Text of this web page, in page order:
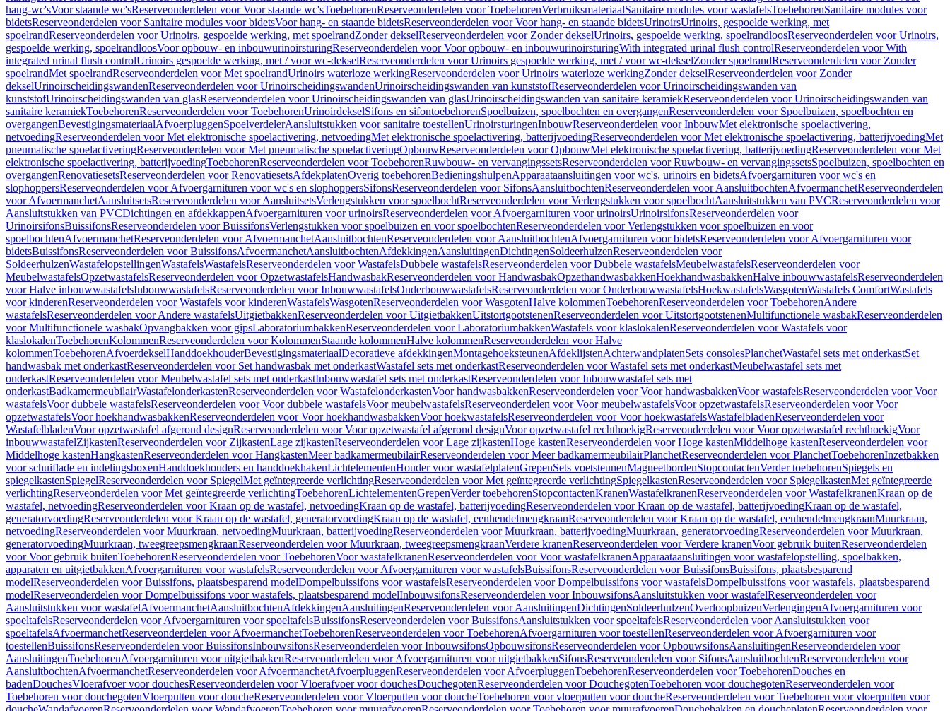
hang-wc'sVoor staande wc'sReserveonderdelen voor Voor staande wc'sToebehorenReserveonderdelen voor ToebehorenVerbruiksmateriaalSanitaire modules voor wastafelsToebehorenSanitaire modules voor
bidetsReserveonderdelen voor Sanitaire modules voor bidetsVoor hang- en staande bidetsReserveonderdelen voor Voor hang- en staande bidetsUrinoirsUrinoirs, gespoelde werking, met
spoelrandReserveonderdelen voor Urinoirs, gespoelde werking, met spoelrandZonder dekselReserveonderdelen voor Zonder dekselUrinoirs, gespoelde werking, spoelrandloosReserveonderdelen voor Urinoirs,
gespoelde werking, spoelrandloosVoor opbouw- en inbouwurinoirsturingReserveonderdelen voor Voor opbouw- en inbouwurinoirsturingWith integrated urinal flush controlReserveonderdelen voor With
integrated urinal flush controlUrinoirs gespoelde werking, met / voor wc-dekselReserveonderdelen voor Urinoirs gespoelde werking, met / voor wc-dekselZonder spoelrandReserveonderdelen voor Zonder
spoelrandMet spoelrandReserveonderdelen voor Met spoelrandUrinoirs waterloze werkingReserveonderdelen voor Urinoirs waterloze werkingZonder dekselReserveonderdelen voor Zonder
dekselUrinoirscheidingswandenReserveonderdelen voor UrinoirscheidingswandenUrinoirscheidingswanden van kunststofReserveonderdelen voor Urinoirscheidingswanden van
kunststofUrinoirscheidingswanden van glasReserveonderdelen voor Urinoirscheidingswanden van glasUrinoirscheidingswanden van sanitaire keramiekReserveonderdelen voor Urinoirscheidingswanden van
sanitaire keramiekToebehorenReserveonderdelen voor ToebehorenUrinoirdekselSifons en sifontoebehorenSpoelbuizen, spoelbochten en overgangenReserveonderdelen voor Spoelbuizen, spoelbochten en
overgangenBevestigingsmateriaalAfvoerpluggenSpoelverdelerAansluitstukken voor sanitaire toestellenUrinoirsturingenInbouwReserveonderdelen voor InbouwMet elektronische spoelactivering,
netvoedingReserveonderdelen voor Met elektronische spoelactivering, netvoedingMet elektronische spoelactivering, batterijvoedingReserveonderdelen voor Met elektronische spoelactivering, batterijvoedingMet
pneumatische spoelactiveringReserveonderdelen voor Met pneumatische spoelactiveringOpbouwReserveonderdelen voor OpbouwMet elektronische spoelactivering, batterijvoedingReserveonderdelen voor Met
elektronische spoelactivering, batterijvoedingToebehorenReserveonderdelen voor ToebehorenRuwbouw- en vervangingssetsReserveonderdelen voor Ruwbouw- en vervangingssetsSpoelbuizen, spoelbochten en
overgangenRenovatiesetsReserveonderdelen voor RenovatiesetsAfdekplatenOverig toebehorenBedieningshulpenApparaataansluitingen voor wc's, urinoirs en bidetsAfvoergarnituren voor wc's en
slophoppersReserveonderdelen voor Afvoergarnituren voor wc's en slophoppersSifonsReserveonderdelen voor SifonsAansluitbochtenReserveonderdelen voor AansluitbochtenAfvoermanchetReserveonderdelen
voor AfvoermanchetAansluitsetsReserveonderdelen voor AansluitsetsVerlengstukken voor spoelbochtReserveonderdelen voor Verlengstukken voor spoelbochtAansluitstukken van PVCReserveonderdelen voor
Aansluitstukken van PVCDichtingen en afdekkappenAfvoergarnituren voor urinoirsReserveonderdelen voor Afvoergarnituren voor urinoirsUrinoirsifonsReserveonderdelen voor
UrinoirsifonsBuissifonsReserveonderdelen voor BuissifonsVerlengstukken voor spoelbuizen en voor spoelbochtenReserveonderdelen voor Verlengstukken voor spoelbuizen en voor
spoelbochtenAfvoermanchetReserveonderdelen voor AfvoermanchetAansluitbochtenReserveonderdelen voor AansluitbochtenAfvoergarnituren voor bidetsReserveonderdelen voor Afvoergarnituren voor
bidetsBuissifonsReserveonderdelen voor BuissifonsAfvoermanchetAansluitbochtenAfdekkingenAansluitingenDichtingenSoldeerhulzenReserveonderdelen voor
SoldeerhulzenWastafelopstellingenWastafelsWastafelsReserveonderdelen voor WastafelsDubbele wastafelsReserveonderdelen voor Dubbele wastafelsMeubelwastafelsReserveonderdelen voor
MeubelwastafelsOpzetwastafelsReserveonderdelen voor OpzetwastafelsHandwasbakReserveonderdelen voor HandwasbakOpzethandwasbakkenHoekhandwasbakkenHalve inbouwwastafelsReserveonderdelen
voor Halve inbouwwastafelsInbouwwastafelsReserveonderdelen voor InbouwwastafelsOnderbouwwastafelsReserveonderdelen voor OnderbouwwastafelsHoekwastafelsWasgotenWastafels ComfortWastafels
voor kinderenReserveonderdelen voor Wastafels voor kinderenWastafelsWasgotenReserveonderdelen voor WasgotenHalve kolommenToebehorenReserveonderdelen voor ToebehorenAndere
wastafelsReserveonderdelen voor Andere wastafelsUitgietbakkenReserveonderdelen voor UitgietbakkenUitstortgootstenenReserveonderdelen voor UitstortgootstenenMultifunctionele wasbakReserveonderdelen
voor Multifunctionele wasbakOpvangbakken voor gipsLaboratoriumbakkenReserveonderdelen voor LaboratoriumbakkenWastafels voor klaslokalenReserveonderdelen voor Wastafels voor
klaslokalenToebehorenKolommenReserveonderdelen voor KolommenStaande kolommenHalve kolommenReserveonderdelen voor Halve
kolommenToebehorenAfvoerdekselHanddoekhouderBevestigingsmateriaalDecoratieve afdekkingenMontagehoeksteunenAfdeklijstenAchterwandplatenSets consolesPlanchetWastafel sets met onderkastSet
handwasbak met onderkastReserveonderdelen voor Set handwasbak met onderkastWastafel sets met onderkastReserveonderdelen voor Wastafel sets met onderkastMeubelwastafel sets met
onderkastReserveonderdelen voor Meubelwastafel sets met onderkastInbouwwastafel sets met onderkastReserveonderdelen voor Inbouwwastafel sets met
onderkastBadkamermeubilairWastafelonderkastenReserveonderdelen voor WastafelonderkastenVoor handwasbakkenReserveonderdelen voor Voor handwasbakkenVoor wastafelsReserveonderdelen voor Voor
wastafelsVoor dubbele wastafelsReserveonderdelen voor Voor dubbele wastafelsVoor meubelwastafelsReserveonderdelen voor Voor meubelwastafelsVoor opzetwastafelsReserveonderdelen voor Voor
opzetwastafelsVoor hoekhandwasbakkenReserveonderdelen voor Voor hoekhandwasbakkenVoor hoekwastafelsReserveonderdelen voor Voor hoekwastafelsWastafelbladenReserveonderdelen voor
WastafelbladenVoor opzetwastafel afgerond designReserveonderdelen voor Voor opzetwastafel afgerond designVoor opzetwastafel rechthoekigReserveonderdelen voor Voor opzetwastafel rechthoekigVoor
inbouwwastafelZijkastenReserveonderdelen voor ZijkastenLage zijkastenReserveonderdelen voor Lage zijkastenHoge kastenReserveonderdelen voor Hoge kastenMiddelhoge kastenReserveonderdelen voor
Middelhoge kastenHangkastenReserveonderdelen voor HangkastenMeer badkamermeubilairReserveonderdelen voor Meer badkamermeubilairPlanchetReserveonderdelen voor PlanchetToebehorenInzetbakken
voor schuiflade en indelingsboxenHanddoekhouders en handdoekhakenLichtelementenHouder voor wastafelplatenGrepenSets voetsteunenMagneetbordenStopcontactenVerder toebehorenSpiegels en
spiegelkastenSpiegelReserveonderdelen voor SpiegelMet geïntegreerde verlichtingReserveonderdelen voor Met geïntegreerde verlichtingSpiegelkastenReserveonderdelen voor SpiegelkastenMet geïntegreerde
verlichtingReserveonderdelen voor Met geïntegreerde verlichtingToebehorenLichtelementenGrepenVerder toebehorenStopcontactenKranenWastafelkranenReserveonderdelen voor WastafelkranenKraan op de
wastafel, netvoedingReserveonderdelen voor Kraan op de wastafel, netvoedingKraan op de wastafel, batterijvoedingReserveonderdelen voor Kraan op de wastafel, batterijvoedingKraan op de wastafel,
generatorvoedingReserveonderdelen voor Kraan op de wastafel, generatorvoedingKraan op de wastafel, eenhendelmengkraanReserveonderdelen voor Kraan op de wastafel, eenhendelmengkraanMuurkraan,
netvoedingReserveonderdelen voor Muurkraan, netvoedingMuurkraan, batterijvoedingReserveonderdelen voor Muurkraan, batterijvoedingMuurkraan, generatorvoedingReserveonderdelen voor Muurkraan,
generatorvoedingMuurkraan, tweegreepsmengkraanReserveonderdelen voor Muurkraan, tweegreepsmengkraanVerdere kranenReserveonderdelen voor Verdere kranenVoor gebruik buitenReserveonderdelen
voor Voor gebruik buitenToebehorenReserveonderdelen voor ToebehorenVoor wastafelkranenReserveonderdelen voor Voor wastafelkranenApparaataansluitingen voor wastafelopstelling, spoelbakken,
apparaten en uitgietbakkenAfvoergarnituren voor wastafelsReserveonderdelen voor Afvoergarnituren voor wastafelsBuissifonsReserveonderdelen voor BuissifonsBuissifons, plaatsbesparend
modelReserveonderdelen voor Buissifons, plaatsbesparend modelDompelbuissifons voor wastafelsReserveonderdelen voor Dompelbuissifons voor wastafelsDompelbuissifons voor wastafels, plaatsbesparend
modelReserveonderdelen voor Dompelbuissifons voor wastafels, plaatsbesparend modelInbouwsifonsReserveonderdelen voor InbouwsifonsAansluitstukken voor wastafelReserveonderdelen voor
Aansluitstukken voor wastafelAfvoermanchetAansluitbochtenAfdekkingenAansluitingenReserveonderdelen voor AansluitingenDichtingenSoldeerhulzenOverloopbuizenVerlengingenAfvoergarnituren voor
spoeltafelsReserveonderdelen voor Afvoergarnituren voor spoeltafelsBuissifonsReserveonderdelen voor BuissifonsAansluitstukken voor spoeltafelsReserveonderdelen voor Aansluitstukken voor
spoeltafelsAfvoermanchetReserveonderdelen voor AfvoermanchetToebehorenReserveonderdelen voor ToebehorenAfvoergarnituren voor toestellenReserveonderdelen voor Afvoergarnituren voor
toestellenBuissifonsReserveonderdelen voor BuissifonsInbouwsifonsReserveonderdelen voor InbouwsifonsOpbouwsifonsReserveonderdelen voor OpbouwsifonsAansluitingenReserveonderdelen voor
AansluitingenToebehorenAfvoergarnituren voor uitgietbakkenReserveonderdelen voor Afvoergarnituren voor uitgietbakkenSifonsReserveonderdelen voor SifonsAansluitbochtenReserveonderdelen voor
AansluitbochtenAfvoermanchetReserveonderdelen voor AfvoermanchetAfvoerpluggenReserveonderdelen voor AfvoerpluggenToebehorenReserveonderdelen voor ToebehorenDouches en
badenDouchesVloerafvoer voor douchesReserveonderdelen voor Vloerafvoer voor douchesDouchegotenReserveonderdelen voor DouchegotenToebehoren voor douchegotenReserveonderdelen voor
Toebehoren voor douchegotenVloerputten voor doucheReserveonderdelen voor Vloerputten voor doucheToebehoren voor vloerputten voor doucheReserveonderdelen voor Toebehoren voor vloerputten voor